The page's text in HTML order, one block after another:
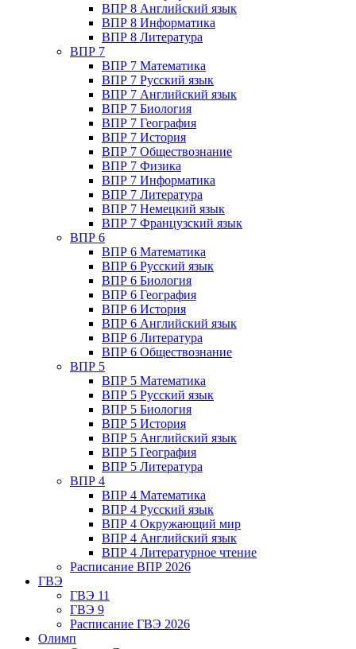
ВПР 8 Английский язык
ВПР 8 Информатика
ВПР 8 Литература
ВПР 7
ВПР 7 Математика
ВПР 7 Русский язык
ВПР 7 Английский язык
ВПР 7 Биология
ВПР 7 География
ВПР 7 История
ВПР 7 Обществознание
ВПР 7 Физика
ВПР 7 Информатика
ВПР 7 Литература
ВПР 7 Немецкий язык
ВПР 7 Французский язык
ВПР 6
ВПР 6 Математика
ВПР 6 Русский язык
ВПР 6 Биология
ВПР 6 География
ВПР 6 История
ВПР 6 Английский язык
ВПР 6 Литература
ВПР 6 Обществознание
ВПР 5
ВПР 5 Математика
ВПР 5 Русский язык
ВПР 5 Биология
ВПР 5 История
ВПР 5 Английский язык
ВПР 5 География
ВПР 5 Литература
ВПР 4
ВПР 4 Математика
ВПР 4 Русский язык
ВПР 4 Окружающий мир
ВПР 4 Английский язык
ВПР 4 Литературное чтение
Расписание ВПР 2026
ГВЭ
ГВЭ 11
ГВЭ 9
Расписание ГВЭ 2026
Олимп